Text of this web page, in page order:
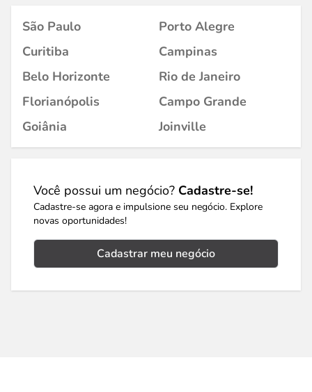
São Paulo
Porto Alegre
Curitiba
Campinas
Belo Horizonte
Rio de Janeiro
Florianópolis
Campo Grande
Goiânia
Joinville
Você possui um negócio? Cadastre-se!
Cadastre-se agora e impulsione seu negócio. Explore
novas oportunidades!
Cadastrar meu negócio